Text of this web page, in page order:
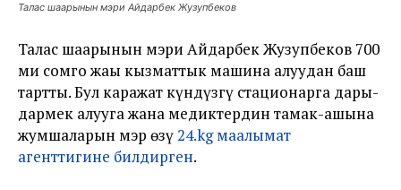
Талас шаарынын мэри Айдарбек Жузупбеков
Талас шаарынын мэри Айдарбек Жузупбеков 700
миң сомго жаңы кызматтык машина алуудан баш
тартты. Бул каражат күндүзгү стационарга дары-
дармек алууга жана медиктердин тамак-ашына
жумшаларын мэр өзү24.kg маалымат
агенттигине билдирген.